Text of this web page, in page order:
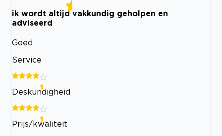
ik wordt altijd vakkundig geholpen en
adviseerd
Goed
Service
Deskundigheid
Prijs/kwaliteit